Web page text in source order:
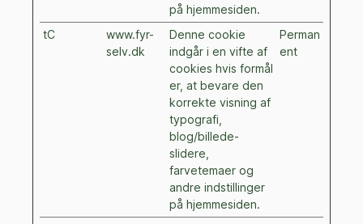
på hjemmesiden.
tC
www.fyr-
selv.dk
Denne cookie
indgår i en vifte af
cookies hvis formål
er, at bevare den
korrekte visning af
typografi,
blog/billede-
slidere,
farvetemaer og
andre indstillinger
på hjemmesiden.
Perman
ent